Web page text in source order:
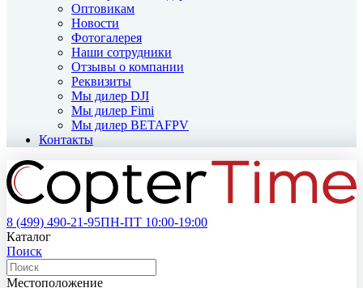
Оптовикам
Новости
Фотогалерея
Наши сотрудники
Отзывы о компании
Реквизиты
Мы дилер DJI
Мы дилер Fimi
Мы дилер BETAFPV
Контакты
8 (499) 490-21-95ПН-ПТ 10:00-19:00
Каталог
Поиск
Местоположение